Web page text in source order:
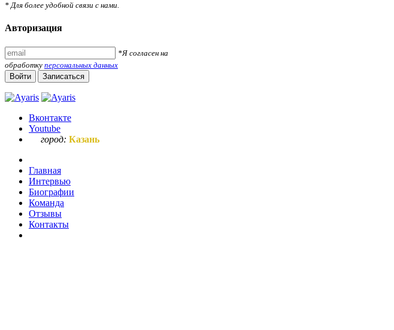
* Для более удобной связи с нами.
Авторизация
*Я согласен на
обработку персональных данных
Войти
Записаться
Вконтакте
Youtube
город: Казань
Главная
Интервью
Биографии
Команда
Отзывы
Контакты